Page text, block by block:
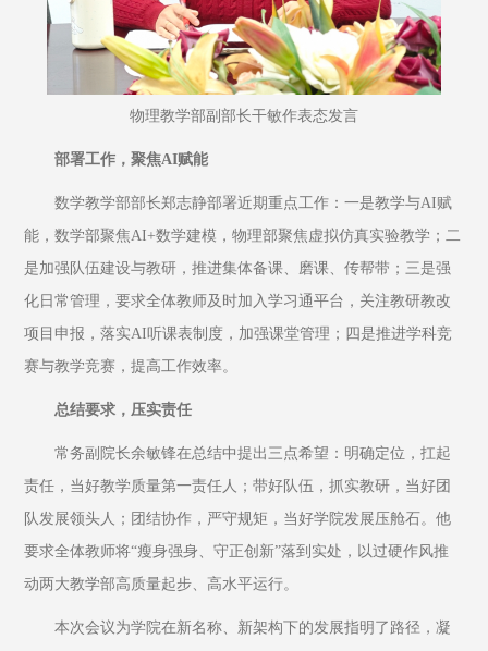
物理教学部副部长干敏作表态发言
部署工作，聚焦AI赋能
数学教学部部长郑志静部署近期重点工作：一是教学与AI赋
能，数学部聚焦AI+数学建模，物理部聚焦虚拟仿真实验教学；二
是加强队伍建设与教研，推进集体备课、磨课、传帮带；三是强
化日常管理，要求全体教师及时加入学习通平台，关注教研教改
项目申报，落实AI听课表制度，加强课堂管理；四是推进学科竞
赛与教学竞赛，提高工作效率。
总结要求，压实责任
常务副院长余敏锋在总结中提出三点希望：明确定位，扛起
责任，当好教学质量第一责任人；带好队伍，抓实教研，当好团
队发展领头人；团结协作，严守规矩，当好学院发展压舱石。他
要求全体教师将“瘦身强身、守正创新”落到实处，以过硬作风推
动两大教学部高质量起步、高水平运行。
本次会议为学院在新名称、新架构下的发展指明了路径，凝